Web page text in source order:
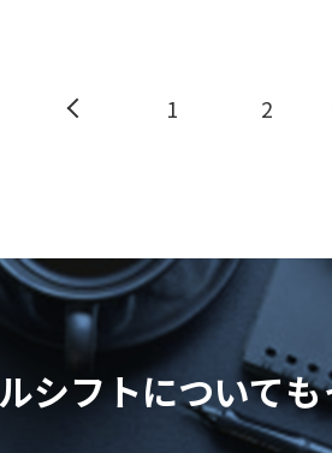
前へ 1 2
シフトについても